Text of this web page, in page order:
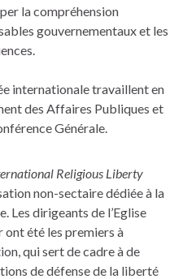
la compréhension
gouvernementaux et les
internationale travaillent en
des Affaires Publiques et
Générale.
Religious Liberty
non-sectaire dédiée à la
Les dirigeants de l’Eglise
été les premiers à
qui sert de cadre à de
de défense de la liberté